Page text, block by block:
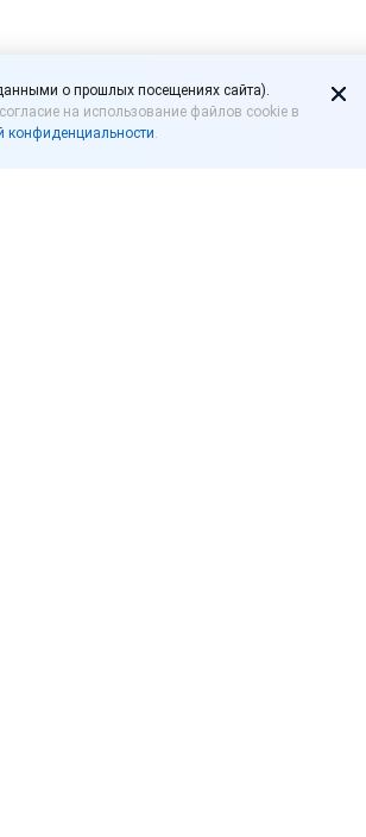
БАД
о прошлых посещениях сайта).
на использование файлов cookie в
конфиденциальности.